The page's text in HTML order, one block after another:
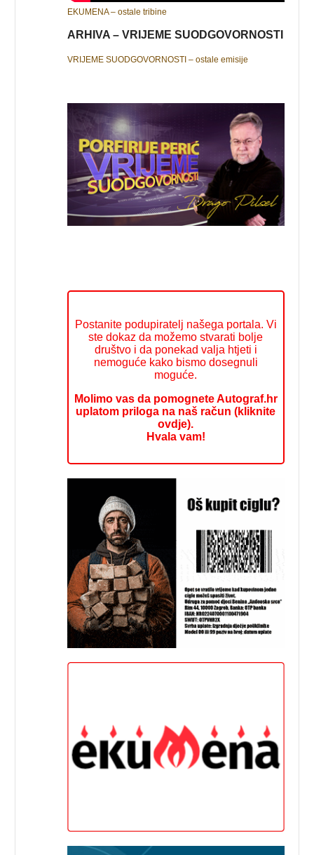
EKUMENA – ostale tribine
ARHIVA – VRIJEME SUODGOVORNOSTI
VRIJEME SUODGOVORNOSTI – ostale emisije
Postanite podupiratelj našega portala. Vi
ste dokaz da možemo stvarati bolje
društvo i da ponekad valja htjeti i
nemoguće kako bismo dosegnuli
moguće.
Molimo vas da pomognete Autograf.hr
uplatom priloga na naš račun (kliknite
ovdje).
Hvala vam!